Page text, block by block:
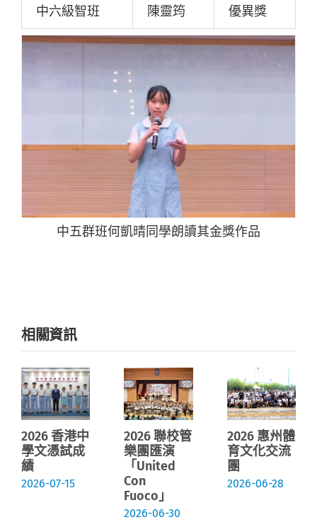
中六級智班 陳靈筠 優異獎
中五群班何凱晴同學朗讀其金獎作品
相關資訊
2026 香港中
學文憑試成
績
2026-07-15
2026 聯校管
樂團匯演
「United
Con
Fuoco」
2026-06-30
2026 惠州體
育文化交流
團
2026-06-28